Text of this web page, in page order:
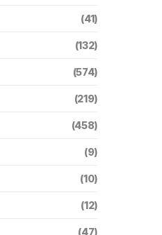
(41)
(132)
(574)
(219)
(458)
(9)
(10)
(12)
(47)